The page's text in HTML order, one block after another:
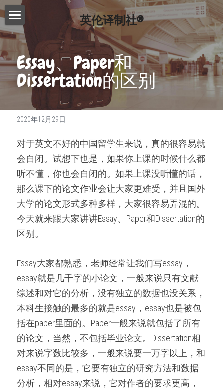
英伦译制社®
服务介绍
Essay代写
Dissertation代写
Proofreading
论文修改服务
演讲文稿代写
留学申请资料
工作简历制作
代码&分析工具
出版与商业写作
费用查询
写作指南
写作技巧
免费模板
常见问题
精英招募
联系我们
搜索
Essay、Paper和
Dissertation的区别
2020年12月29日
对于英文不好的中国留学生来说，真的很容易就
会自闭。试想下也是，如果你上课的时候什么都
听不懂，你也会自闭的。如果上课没听懂的话，
那么课下的论文作业会让大家更难受，并且国外
大学的论文形式多种多样，大家很容易弄混的。
今天就来跟大家讲讲Essay、Paper和Dissertation的
区别。
Essay大家都熟悉，老师经常让我们写essay，
essay就是几千字的小论文，一般来说只有文献
综述和对它的分析，没有独立的数据也没关系，
本科生接触的最多的就是essay，essay也是被包
括在paper里面的。Paper一般来说就包括了所有
的论文，当然，不包括毕业论文。Dissertation相
对来说字数比较多，一般来说要一万字以上，和
essay不同的是，它要有独立的研究方法和数据
分析，相对essay来说，它对作者的要求更高，